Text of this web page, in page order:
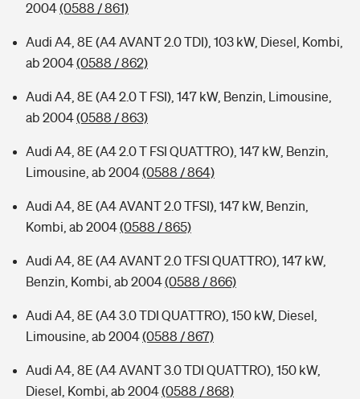
2004(0588 / 861)
Audi A4, 8E (A4 AVANT 2.0 TDI), 103 kW, Diesel, Kombi,
ab 2004(0588 / 862)
Audi A4, 8E (A4 2.0 T FSI), 147 kW, Benzin, Limousine,
ab 2004(0588 / 863)
Audi A4, 8E (A4 2.0 T FSI QUATTRO), 147 kW, Benzin,
Limousine, ab 2004(0588 / 864)
Audi A4, 8E (A4 AVANT 2.0 TFSI), 147 kW, Benzin,
Kombi, ab 2004(0588 / 865)
Audi A4, 8E (A4 AVANT 2.0 TFSI QUATTRO), 147 kW,
Benzin, Kombi, ab 2004(0588 / 866)
Audi A4, 8E (A4 3.0 TDI QUATTRO), 150 kW, Diesel,
Limousine, ab 2004(0588 / 867)
Audi A4, 8E (A4 AVANT 3.0 TDI QUATTRO), 150 kW,
Diesel, Kombi, ab 2004(0588 / 868)